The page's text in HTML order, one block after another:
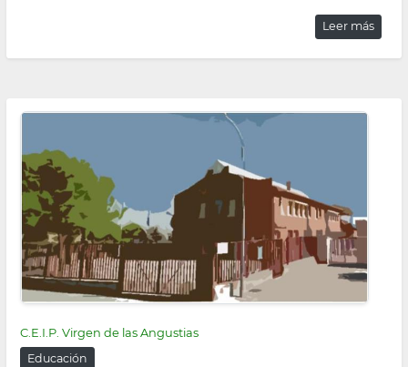
Leer más
C.E.I.P. Virgen de las Angustias
Educación